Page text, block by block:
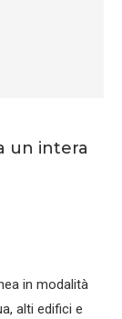
un intera
in modalità
alti edifici e